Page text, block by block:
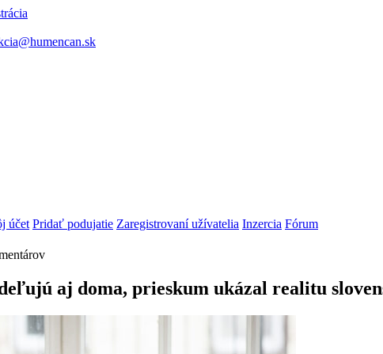
účet Pridať podujatie Zaregistrovaní užívatelia Inzercia Fórum
aj doma, prieskum ukázal realitu